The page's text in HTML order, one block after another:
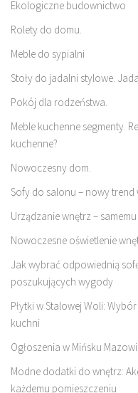
Ekologiczne budownictwo
Rolety do domu.
Meble do sypialni
Stoły do jadalni stylowe.
Pokój dla rodzeństwa.
Meble kuchenne segmenty.
kuchenne?
Nowoczesny dom.
Sofy do salonu – nowy trend
Urządzanie wnętrz –
Nowoczesne oświetlenie
Jak wybrać odpowiednią
poszukujących wygody
Płytki w Stalowej Woli:
kuchni
Ogłoszenia w Mińsku
Modne dodatki do wnętrz:
każdemu pomieszczeniu